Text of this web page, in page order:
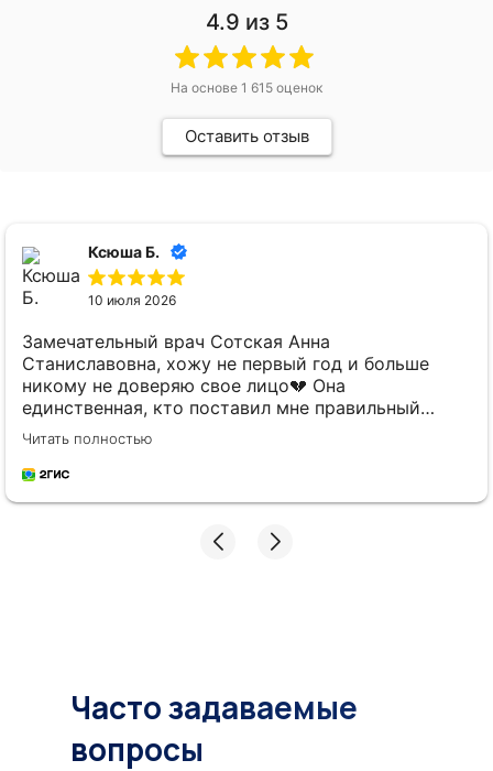
4.9 из 5
На основе 1 615 оценок
Оставить отзыв
Ксюша Б.
10 июля 2026
Замечательный врач Сотская Анна
Станиславовна, хожу не первый год и больше
никому не доверяю свое лицо💔 Она
единственная, кто поставил мне правильный
диагноз и подобрал терапию. Аппараты и все
инъекционные истории тоже только к ней -
максимально быстро, деликатно и аккуратно
Читать полностью
Часто задаваемые
вопросы